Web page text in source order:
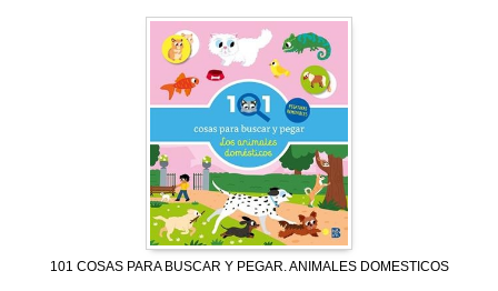
101 COSAS PARA BUSCAR Y PEGAR. ANIMALES DOMESTICOS